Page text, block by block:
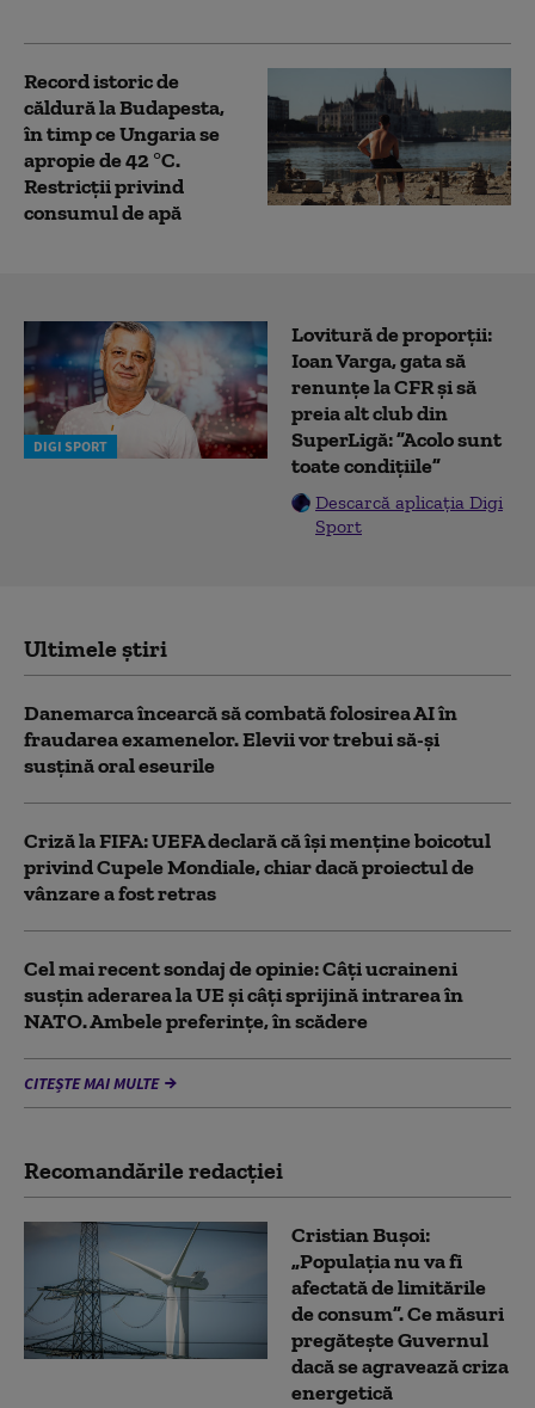
Record istoric de
căldură la Budapesta,
în timp ce Ungaria se
apropie de 42 °C.
Restricții privind
consumul de apă
DIGI SPORT
Lovitură de proporții:
Ioan Varga, gata să
renunțe la CFR și să
preia alt club din
SuperLigă: ”Acolo sunt
toate condițiile”
Descarcă aplicația Digi
Sport
Ultimele știri
Danemarca încearcă să combată folosirea AI în
fraudarea examenelor. Elevii vor trebui să-şi
susţină oral eseurile
Criză la FIFA: UEFA declară că îşi menţine boicotul
privind Cupele Mondiale, chiar dacă proiectul de
vânzare a fost retras
Cel mai recent sondaj de opinie: Câți ucraineni
susțin aderarea la UE și câți sprijină intrarea în
NATO. Ambele preferințe, în scădere
CITEȘTE MAI MULTE
Recomandările redacţiei
Cristian Bușoi:
„Populația nu va fi
afectată de limitările
de consum”. Ce măsuri
pregătește Guvernul
dacă se agravează criza
energetică